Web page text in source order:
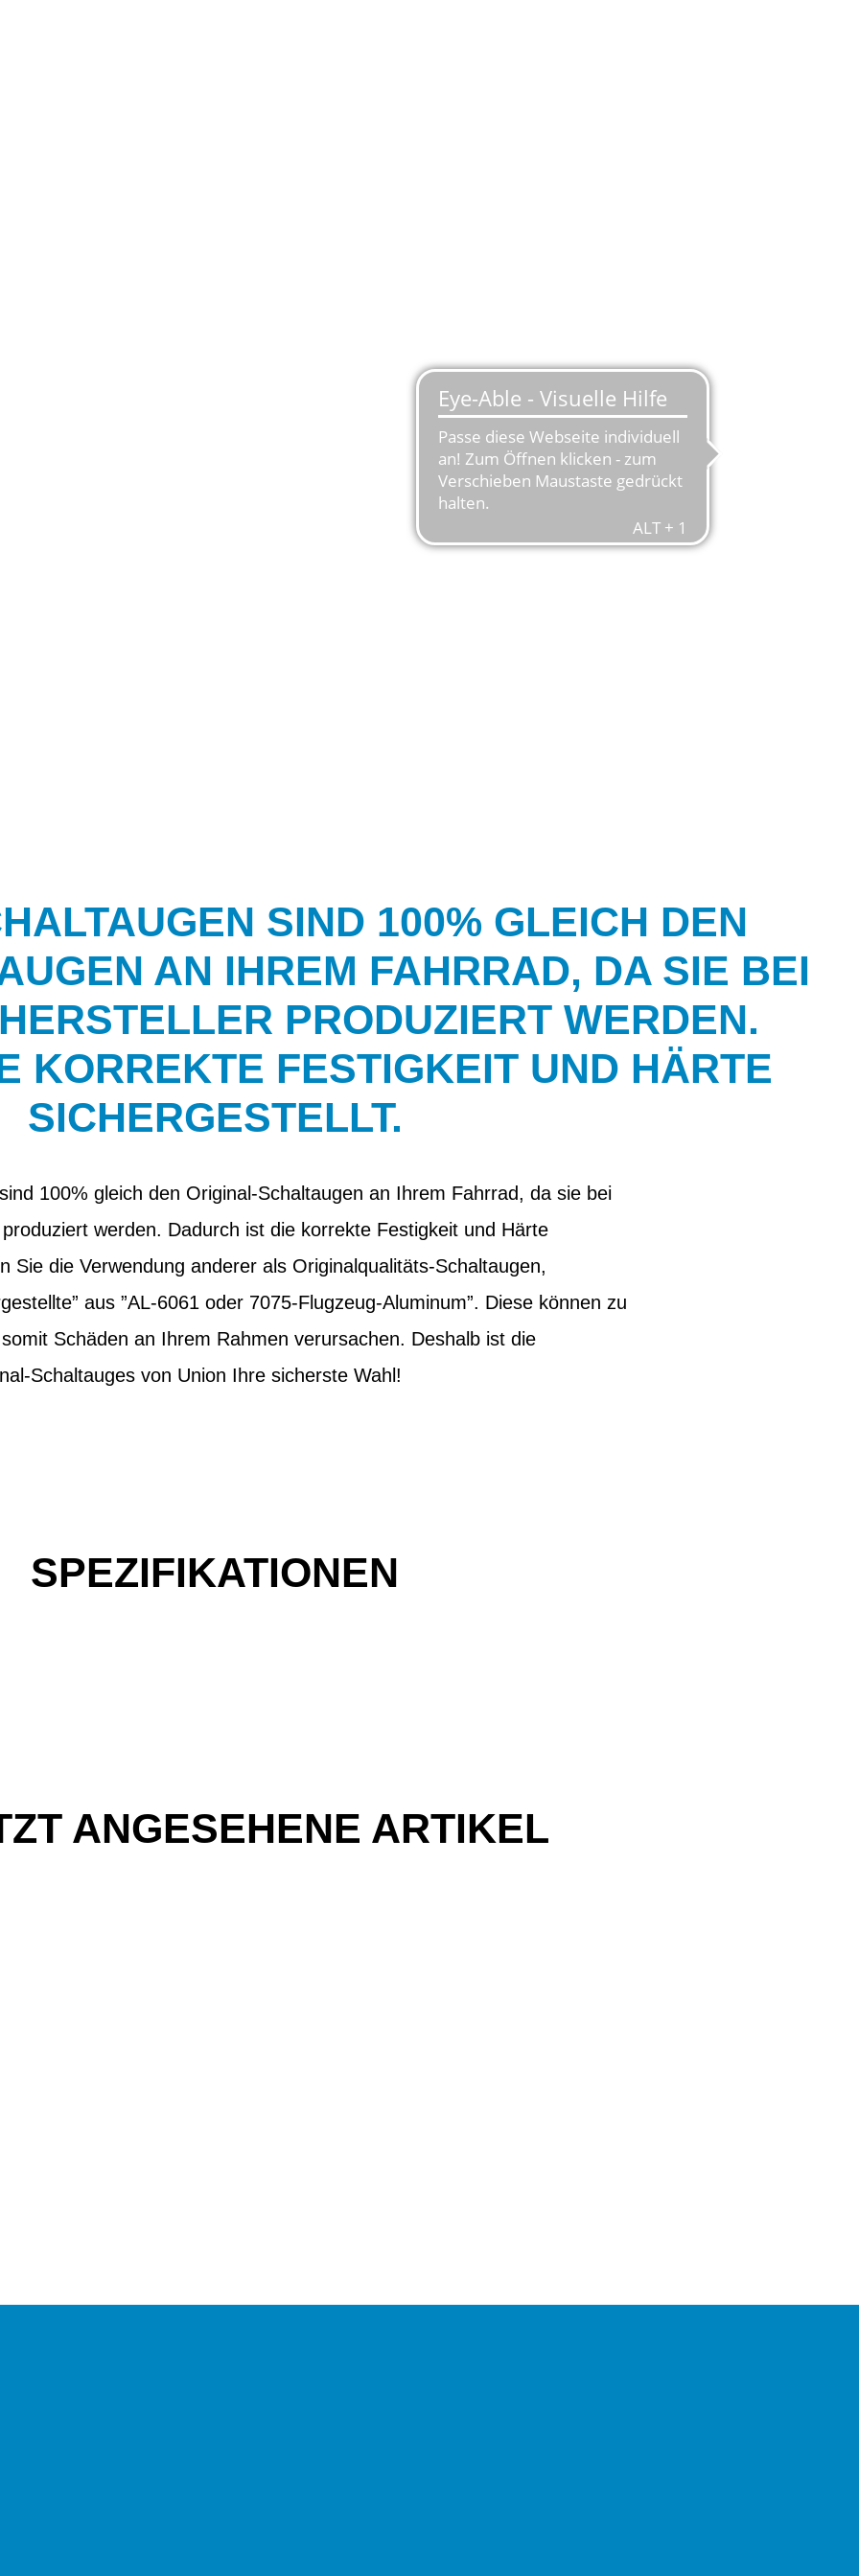
SIND 100% GLEICH DEN
AN IHREM FAHRRAD, DA SIE BEI
PRODUZIERT WERDEN.
KORREKTE FESTIGKEIT UND HÄRTE
SICHERGESTELLT.
100% gleich den Original-Schaltaugen an Ihrem Fahrrad, da sie bei
werden. Dadurch ist die korrekte Festigkeit und Härte
Sie die Verwendung anderer als Originalqualitäts-Schaltaugen,
aus ”AL-6061 oder 7075-Flugzeug-Aluminum”. Diese können zu
Schäden an Ihrem Rahmen verursachen. Deshalb ist die
Schaltauges von Union Ihre sicherste Wahl!
SPEZIFIKATIONEN
ANGESEHENE ARTIKEL